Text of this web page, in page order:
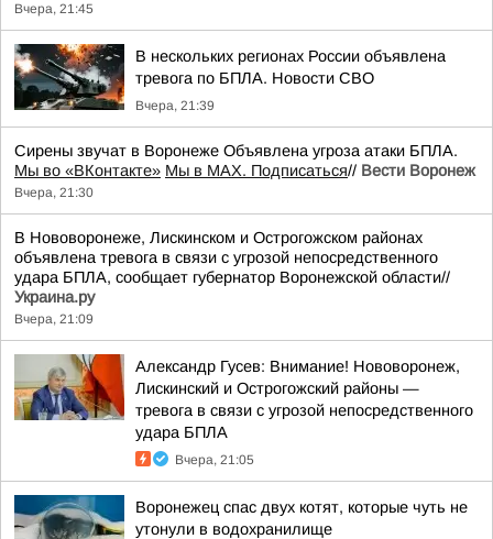
Вчера, 21:45
В нескольких регионах России объявлена
тревога по БПЛА. Новости СВО
Вчера, 21:39
Сирены звучат в Воронеже Объявлена угроза атаки БПЛА.
Мы во «ВКонтакте» Мы в MAX. Подписаться// Вести Воронеж
Вчера, 21:30
В Нововоронеже, Лискинском и Острогожском районах
объявлена тревога в связи с угрозой непосредственного
удара БПЛА, сообщает губернатор Воронежской области//
Украина.ру
Вчера, 21:09
Александр Гусев: Внимание! Нововоронеж,
Лискинский и Острогожский районы —
тревога в связи с угрозой непосредственного
удара БПЛА
Вчера, 21:05
Воронежец спас двух котят, которые чуть не
утонули в водохранилище